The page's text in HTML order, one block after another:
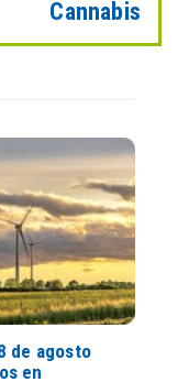
Cannabis
de agosto
en